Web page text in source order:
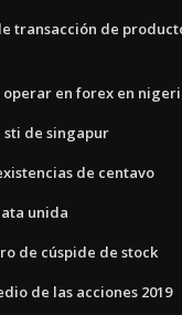
transacción de
operar en forex en
de singapur
de centavo
unida
de cúspide de stock
de las acciones 2019